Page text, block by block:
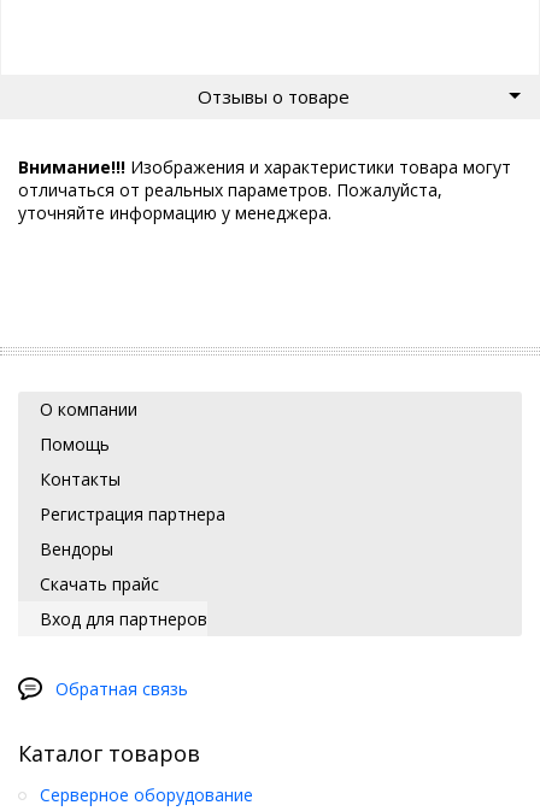
Отзывы о товаре
Внимание!!! Изображения и характеристики товара могут
отличаться от реальных параметров. Пожалуйста,
уточняйте информацию у менеджера.
О компании
Помощь
Контакты
Регистрация партнера
Вендоры
Скачать прайс
Вход для партнеров
Обратная связь
Каталог товаров
Серверное оборудование